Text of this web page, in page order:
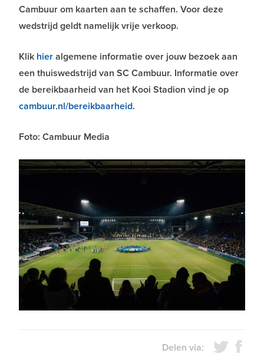
Cambuur om kaarten aan te schaffen. Voor deze
wedstrijd geldt namelijk vrije verkoop.
Klik hieralgemene informatie over jouw bezoek aan
een thuiswedstrijd van SC Cambuur. Informatie over
de bereikbaarheid van het Kooi Stadion vind je op
cambuur.nl/bereikbaarheid.
Foto: Cambuur Media
Delen via: